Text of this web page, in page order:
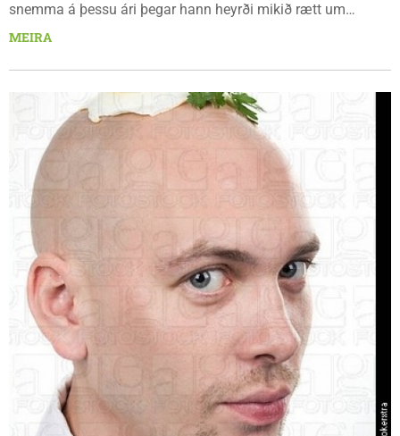
snemma á þessu ári þegar hann heyrði mikið rætt um
peningaþvætti og að hinir og þessir væru að stunda þá iðju...
MEIRA